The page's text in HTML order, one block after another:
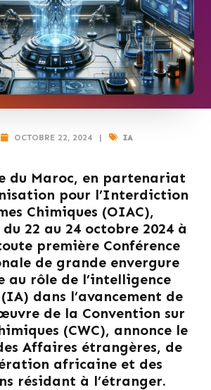
OCTOBRE 22, 2024 | IA
du Maroc, en partenariat
pour l’Interdiction
Chimiques (OIAC),
22 au 24 octobre 2024 à
première Conférence
de grande envergure
au rôle de l’intelligence
dans l’avancement de
de la Convention sur
(CWC), annonce le
Affaires étrangères, de
africaine et des
résidant à l’étranger.